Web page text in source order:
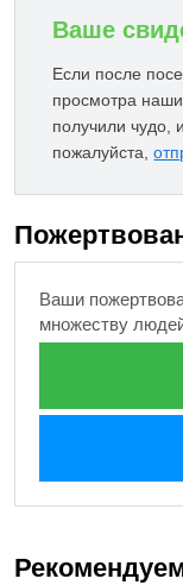
Ваше
Если после
просмотра
получили чудо,
пожалуйста,
Ваши
множеству